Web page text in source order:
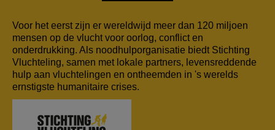
Voor het eerst zijn er wereldwijd meer dan 120 miljoen
mensen op de vlucht voor oorlog, conflict en
onderdrukking. Als noodhulporganisatie biedt Stichting
Vluchteling, samen met lokale partners, levensreddende
hulp aan vluchtelingen en ontheemden in 's werelds
ernstigste humanitaire crises.